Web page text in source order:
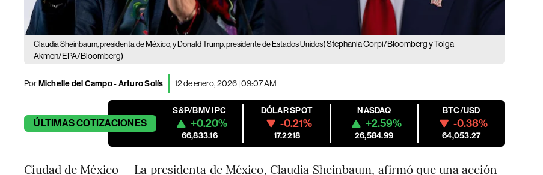
Claudia Sheinbaum, presidenta de México, y Donald Trump, presidente de Estados Unidos( Stephania Corpi/Bloomberg y Tolga
Akmen/EPA/Bloomberg)
PorMichelle del Campo-Arturo Solís 12 de enero, 2026 | 09:07 AM
ÚLTIMASCOTIZACIONES
S&P/BMV IPC
+0.20%
66,833.16
DÓLAR SPOT
-0.21%
17.2218
NASDAQ
+2.59%
26,584.99
BTC/USD
-0.38%
64,053.27
Ciudad de México — La presidenta de México, Claudia Sheinbaum, afirmó que una acción